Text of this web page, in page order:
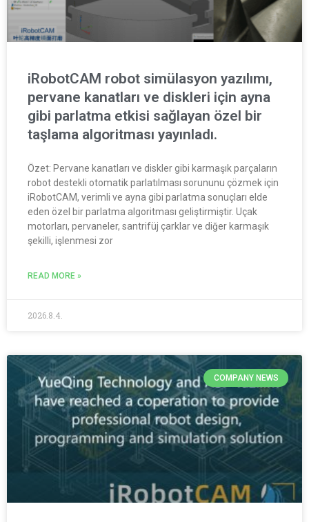
iRobotCAM robot simülasyon yazılımı,
pervane kanatları ve diskleri için ayna
gibi parlatma etkisi sağlayan özel bir
taşlama algoritması yayınladı.
Özet: Pervane kanatları ve diskler gibi karmaşık parçaların
robot destekli otomatik parlatılması sorununu çözmek için
iRobotCAM, verimli ve ayna gibi parlatma sonuçları elde
eden özel bir parlatma algoritması geliştirmiştir. Uçak
motorları, pervaneler, santrifüj çarklar ve diğer karmaşık
şekilli, işlenmesi zor
READ MORE »
2026.8.4.
COMPANY NEWS